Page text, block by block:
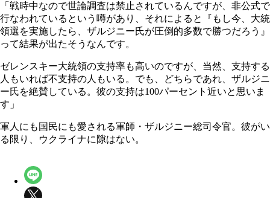
「戦時中なので世論調査は禁止されているんですが、非公式で
行なわれているという噂があり、それによると『もし今、大統
領選を実施したら、ザルジニー氏が圧倒的多数で勝つだろう』
って結果が出たそうなんです。
ゼレンスキー大統領の支持率も高いのですが、当然、支持する
人もいれば不支持の人もいる。でも、どちらであれ、ザルジニ
ー氏を絶賛している。彼の支持は100パーセント近いと思いま
す」
軍人にも国民にも愛される軍師・ザルジニー総司令官。彼がい
る限り、ウクライナに隙はない。